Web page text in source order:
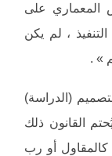
المعماري على
، لم يكن
» .
(الدراسة)
القانون ذلك
أو رب